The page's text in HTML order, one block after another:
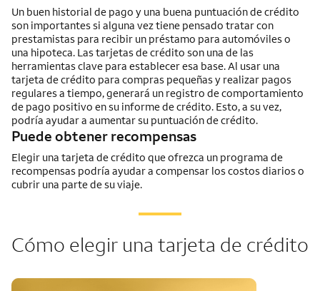
Un buen historial de pago y una buena puntuación de crédito
son importantes si alguna vez tiene pensado tratar con
prestamistas para recibir un préstamo para automóviles o
una hipoteca. Las tarjetas de crédito son una de las
herramientas clave para establecer esa base. Al usar una
tarjeta de crédito para compras pequeñas y realizar pagos
regulares a tiempo, generará un registro de comportamiento
de pago positivo en su informe de crédito. Esto, a su vez,
podría ayudar a aumentar su puntuación de crédito.
Puede obtener recompensas
Elegir una tarjeta de crédito que ofrezca un programa de
recompensas podría ayudar a compensar los costos diarios o
cubrir una parte de su viaje.
Cómo elegir una tarjeta de crédito